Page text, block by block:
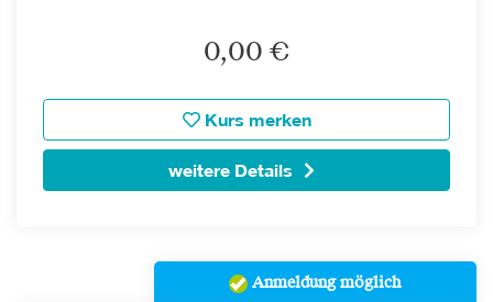
0,00 €
Kurs merken
weitere Details
Anmeldung möglich